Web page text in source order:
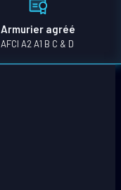
Armurier agréé
AFCI A2 A1 B C & D